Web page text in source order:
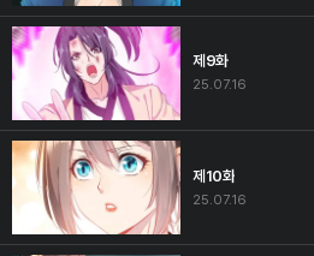
제9화
25.07.16
제10화
25.07.16